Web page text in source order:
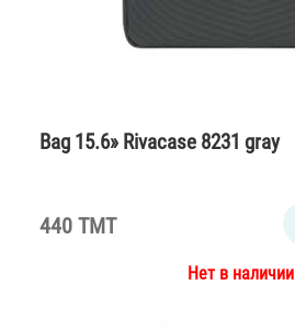
Bag 15.6» Rivacase 8231 gray
440 TMT
Нет в наличии